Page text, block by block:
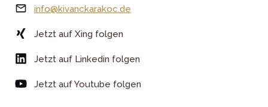
info@kivanckarakoc.de
Jetzt auf Xing folgen
Jetzt auf Linkedin folgen
Jetzt auf Youtube folgen